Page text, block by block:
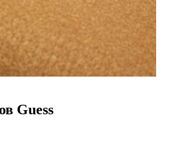
Guess